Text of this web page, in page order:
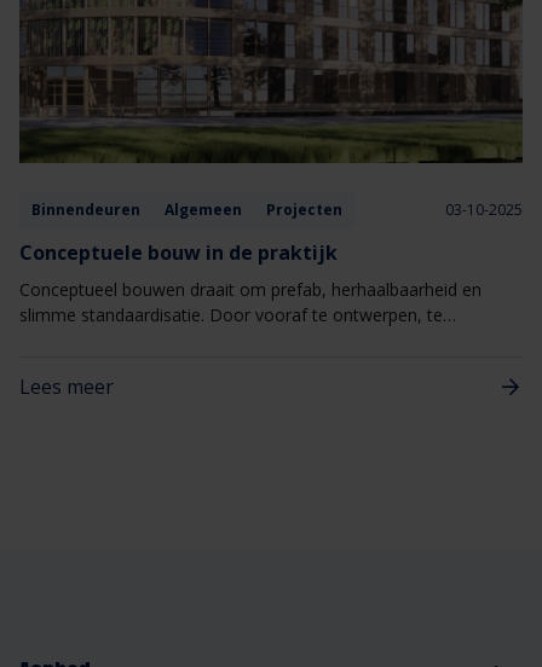
Binnendeuren Algemeen Projecten 03-10-2025
Conceptuele bouw in de praktijk
Conceptueel bouwen draait om prefab, herhaalbaarheid en
slimme standaardisatie. Door vooraf te ontwerpen, te
Lees meer